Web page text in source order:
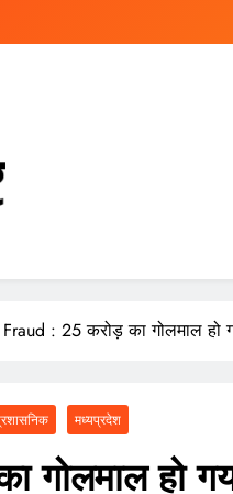
Fraud : 25 करोड़ का गोलमाल
मध्यप्रदेश
गोलमाल हो